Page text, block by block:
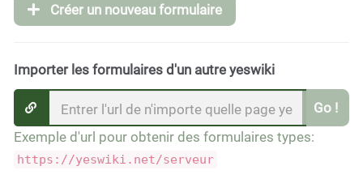
Créer un nouveau formulaire
Importer les formulaires d'un autre yeswiki
Go !
Exemple d'url pour obtenir des formulaires types:
https://yeswiki.net/serveur